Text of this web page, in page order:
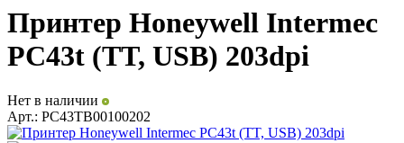
Принтер Honeywell Intermec
PC43t (TT, USB) 203dpi
Нет в наличии
Арт.: PC43TB00100202